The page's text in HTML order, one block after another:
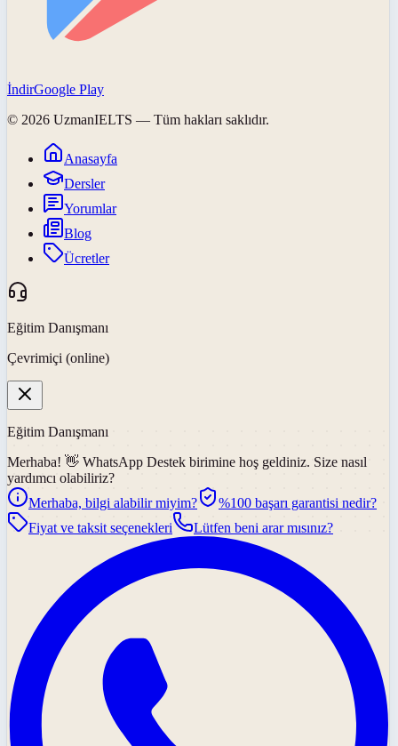
İndirGoogle Play
© 2026 UzmanIELTS — Tüm hakları saklıdır.
Anasayfa
Dersler
Yorumlar
Blog
Ücretler
Eğitim Danışmanı
Çevrimiçi (online)
Eğitim Danışmanı
Merhaba! 👋 WhatsApp Destek birimine hoş geldiniz. Size nasıl
yardımcı olabiliriz?
Merhaba, bilgi alabilir miyim?
%100 başarı garantisi nedir?
Fiyat ve taksit seçenekleri
Lütfen beni arar mısınız?